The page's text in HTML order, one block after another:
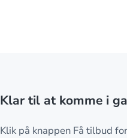
Klar til at komme i
Klik på knappen Få tilbud